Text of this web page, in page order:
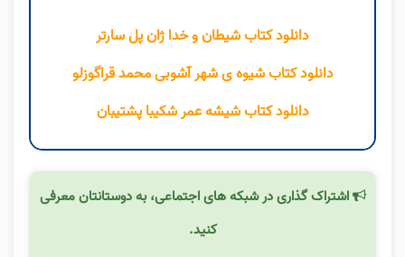
دانلود کتاب شیطان و خدا ژان پل سارتر
دانلود کتاب شیوه ی شهر آشوبی محمد قراگوزلو
دانلود کتاب شیشه عمر شکیبا پشتیبان
اشتراک گذاری در شبکه های اجتماعی، به دوستانتان معرفی
کنید.